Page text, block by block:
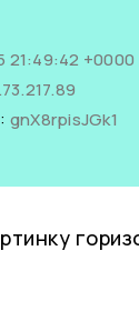
21:49:42 +0000
gnX8rpisJGk1